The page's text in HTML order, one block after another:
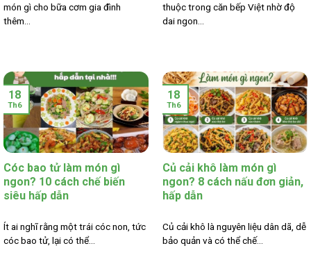
món gì cho bữa cơm gia đình
thêm...
thuộc trong căn bếp Việt nhờ độ
dai ngon...
Cóc bao tử làm món gì
ngon? 10 cách chế biến
siêu hấp dẫn
Ít ai nghĩ rằng một trái cóc non, tức
cóc bao tử, lại có thể...
18
Th6
Củ cải khô làm món gì
ngon? 8 cách nấu đơn giản,
hấp dẫn
Củ cải khô là nguyên liệu dân dã, dễ
bảo quản và có thể chế...
18
Th6